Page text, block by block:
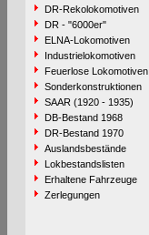
DR-Rekolokomotiven
DR - "6000er"
ELNA-Lokomotiven
Industrielokomotiven
Feuerlose Lokomotiven
Sonderkonstruktionen
SAAR (1920 - 1935)
DB-Bestand 1968
DR-Bestand 1970
Auslandsbestände
Lokbestandslisten
Erhaltene Fahrzeuge
Zerlegungen